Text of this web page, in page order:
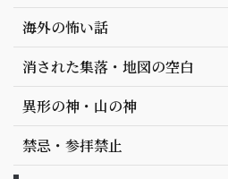
海外の怖い話
消された集落・地図の空白
異形の神・山の神
禁忌・参拝禁止